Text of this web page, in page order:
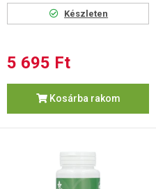
Készleten
5 695 Ft
Kosárba rakom